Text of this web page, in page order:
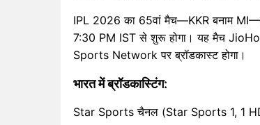
IPL 2026 का 65वां मैच—KKR बनाम
7:30 PM IST से शुरू होगा। यह मैच
Sports Network पर ब्रॉडकास्ट होगा।
भारत में ब्रॉडकास्टिंग:
Star Sports चैनल (Star Sports 1, 1 HD,